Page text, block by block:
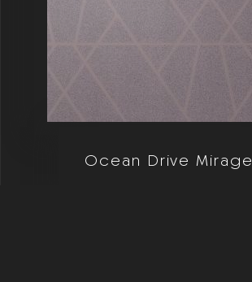
Ocean Drive Mirage